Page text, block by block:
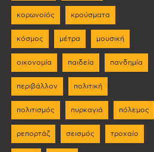
κορωνοϊός κρούσματα
κόσμος μέτρα μουσική
οικονομία παιδεία πανδημία
περιβάλλον πολιτική
πολιτισμός πυρκαγιά πόλεμος
ρεπορτάζ σεισμός τροχαίο